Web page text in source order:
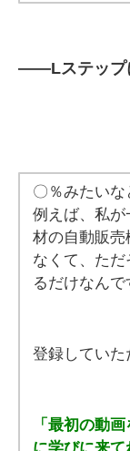
――Lステップ
〇％みたいな
例えば、私が
材の自動販売
なくて、た
るだけなんで
登録していた
「最初の動
に学びに来て